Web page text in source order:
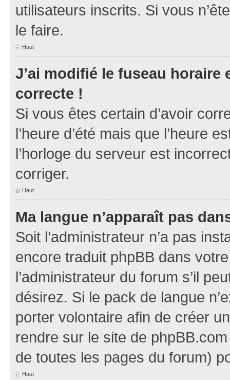
utilisateurs inscrits. Si vous
le faire.
Haut
J’ai modifié le fuseau horaire
correcte !
Si vous êtes certain d’avoir
l’heure d’été mais que l’heure
l’horloge du serveur est
corriger.
Haut
Ma langue n’apparaît pas
Soit l’administrateur n’a pas
encore traduit phpBB dans
l’administrateur du forum s’il
désirez. Si le pack de langue
porter volontaire afin de créer
rendre sur le site de
de toutes les pages du forum)
Haut